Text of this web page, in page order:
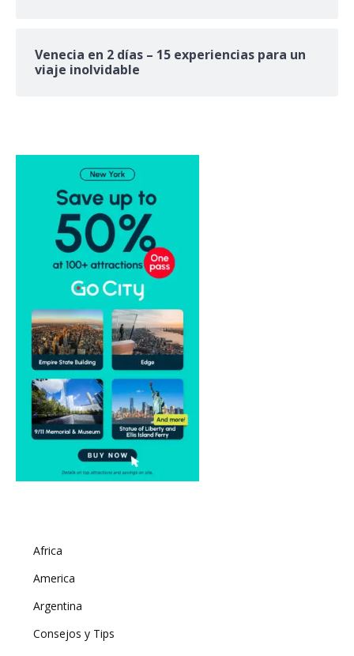
Venecia en 2 días – 15 experiencias para un
viaje inolvidable
Africa
America
Argentina
Consejos y Tips